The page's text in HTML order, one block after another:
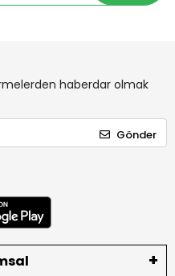
haberdar olmak
Gönder